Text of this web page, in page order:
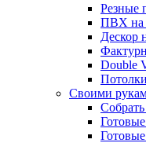
Резные
ПВХ на
Дескор
Double
Своими